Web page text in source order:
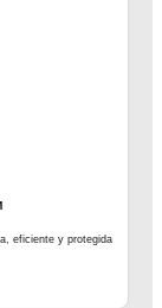
eficiente y protegida